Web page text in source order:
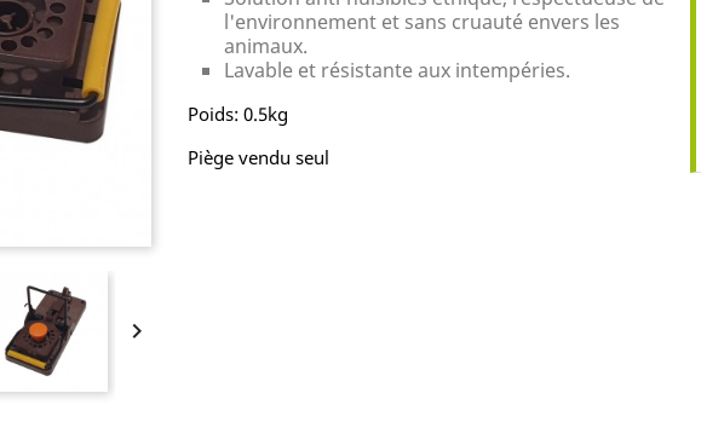

l'environnement et sans cruauté envers les
animaux.
Lavable et résistante aux intempéries.
Poids: 0.5kg
Piège vendu seul